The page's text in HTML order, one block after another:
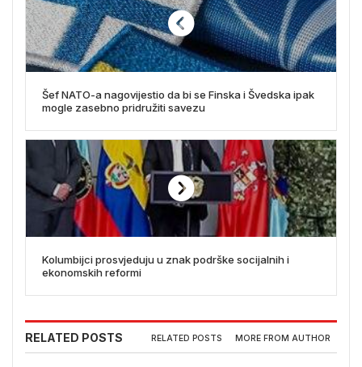
Šef NATO-a nagovijestio da bi se Finska i Švedska ipak
mogle zasebno pridružiti savezu
Kolumbijci prosvjeduju u znak podrške socijalnih i
ekonomskih reformi
RELATED POSTS RELATED POSTS MORE FROM AUTHOR